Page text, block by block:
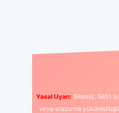
Yasal Uyarı: Sitemiz, 5651
veya araştırma